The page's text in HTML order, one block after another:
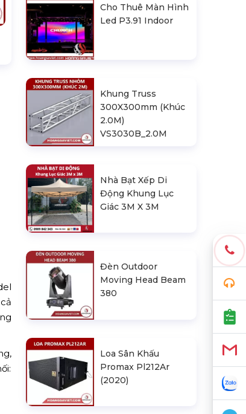
Cho Thuê Màn Hình
Led P3.91 Indoor
Khung Truss
300X300mm (Khúc
2.0M)
VS3030B_2.0M
Nhà Bạt Xếp Di
Động Khung Lục
Giác 3M X 3M
Đèn Outdoor
Moving Head Beam
380
Loa Sân Khấu
Promax Pl212Ar
(2020)